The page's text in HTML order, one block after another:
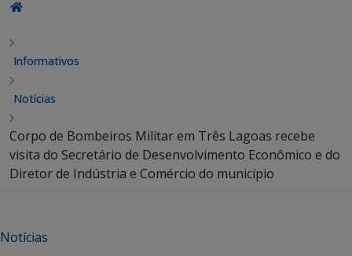
Informativos
Notícias
Corpo de Bombeiros Militar em Três Lagoas recebe
visita do Secretário de Desenvolvimento Econômico e do
Diretor de Indústria e Comércio do município
Notícias